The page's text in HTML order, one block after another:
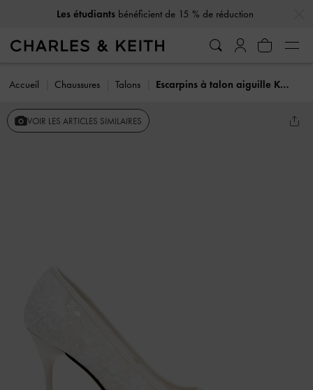
Les étudiants bénéficient de 15 % de réduction
Accueil Chaussures Talons Escarpins à talon aiguille Kyra en mesh brodé
VOIR LES ARTICLES SIMILAIRES